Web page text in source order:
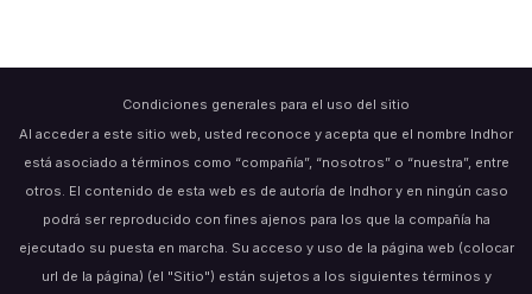
Condiciones generales para el uso del sitio
Al acceder a este sitio web, usted reconoce y acepta que el nombre Indhor
está asociado a términos como “compañía”, “nosotros” o “nuestra”, entre
otros. El contenido de esta web es de autoría de Indhor y en ningún caso
podrá ser reproducido con fines ajenos para los que la compañía ha
ejecutado su puesta en marcha. Su acceso y uso de la página web (colocar
url de la página) (el "Sitio") están sujetos a los siguientes términos y